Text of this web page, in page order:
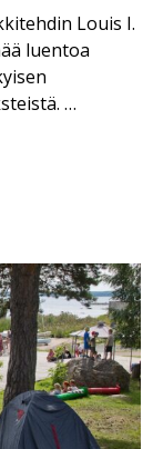
Louis I.
luentoa
…